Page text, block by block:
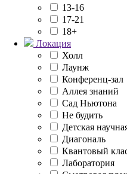
13-16
17-21
18+
Локация
Холл
Лаунж
Конференц-зал
Аллея знаний
Сад Ньютона
Не будить
Детская
Диагональ
Квантовый
Лаборатория